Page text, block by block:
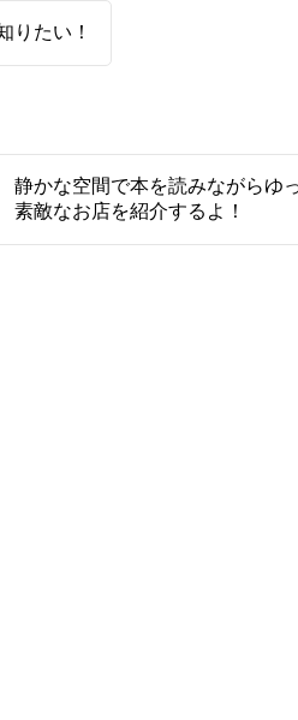
りたい！
静かな空間で本を読みながらゆ
素敵なお店を紹介するよ！